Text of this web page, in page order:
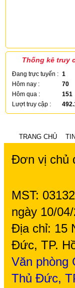
Thống kê truy
Đang trực tuyến : 1
Hôm nay :
70
Hôm qua :
151
Lượt truy cập :
TRANG CHỦ
Đơn vị chủ
MST:
ngày 10/
Địa chỉ: 15
Đức, TP.
Văn phòng
Thủ Đức,